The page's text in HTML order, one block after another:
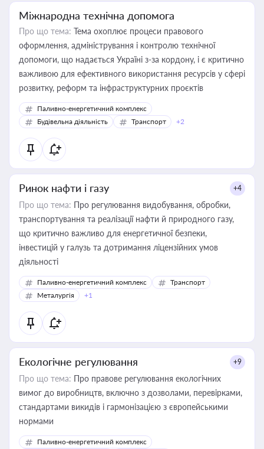
Міжнародна технічна допомога
Про що тема: Тема охоплює процеси правового
оформлення, адміністрування і контролю технічної
допомоги, що надається Україні з-за кордону, і є критично
важливою для ефективного використання ресурсів у сфері
розвитку, реформ та інфраструктурних проєктів
Паливно-енергетичний комплекс
Будівельна діяльність
Транспорт +2
Ринок нафти і газу +4
Про що тема: Про регулювання видобування, обробки,
транспортування та реалізації нафти й природного газу,
що критично важливо для енергетичної безпеки,
інвестицій у галузь та дотримання ліцензійних умов
діяльності
Паливно-енергетичний комплекс
Транспорт
Металургія
+1
Екологічне регулювання +9
Про що тема: Про правове регулювання екологічних
вимог до виробництв, включно з дозволами, перевірками,
стандартами викидів і гармонізацією з європейськими
нормами
Паливно-енергетичний комплекс